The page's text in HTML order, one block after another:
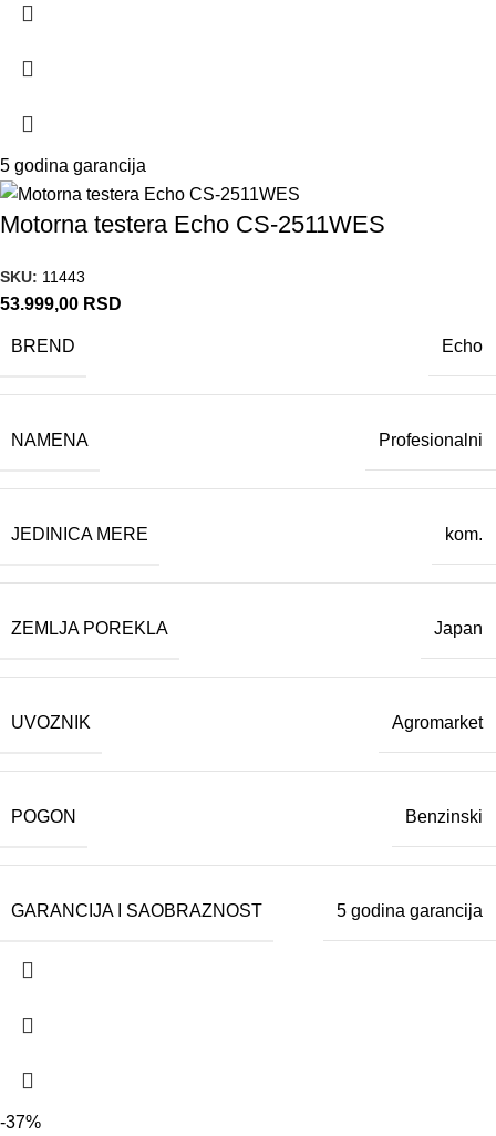
5 godina garancija
Motorna testera Echo CS-2511WES
SKU: 11443
53.999,00 RSD
BREND Echo
NAMENA Profesionalni
JEDINICA MERE kom.
ZEMLJA POREKLA Japan
UVOZNIK Agromarket
POGON Benzinski
GARANCIJA I SAOBRAZNOST 5 godina garancija
-37%